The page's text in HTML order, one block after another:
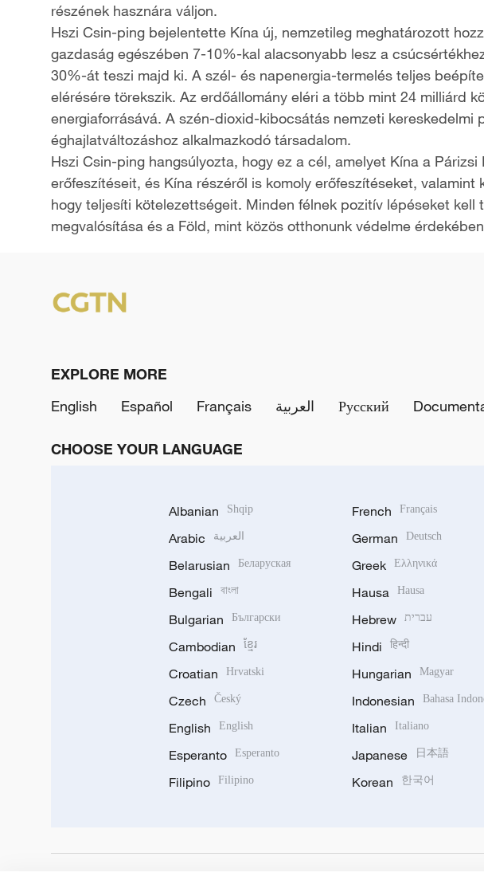
részének hasznára váljon.
Hszi Csin-ping bejelentette Kína új, nemzetileg meghatározott
gazdaság egészében 7-10%-kal alacsonyabb lesz a
30%-át teszi majd ki. A szél- és napenergia-termelés teljes
elérésére törekszik. Az erdőállomány eléri a több mint 24 milliárd
energiaforrásává. A szén-dioxid-kibocsátás nemzeti
éghajlatváltozáshoz alkalmazkodó társadalom.
Hszi Csin-ping hangsúlyozta, hogy ez a cél, amelyet Kína a
erőfeszítéseit, és Kína részéről is komoly erőfeszítéseket,
hogy teljesíti kötelezettségeit. Minden félnek pozitív lépéseket
megvalósítása és a Föld, mint közös otthonunk védelme
EXPLORE MORE
English
Español Français العربية Русский
CHOOSE YOUR LANGUAGE
Albanian Shqip
Arabic العربية
Belarusian Беларуская
Bengali বাংলা
Bulgarian Български
Cambodian ខ្មែរ
Croatian Hrvatski
Czech Český
English English
Esperanto Esperanto
Filipino Filipino
French Français
German Deutsch
Greek Ελληνικά
Hausa Hausa
Hebrew עברית
Hindi हिन्दी
Hungarian Magyar
Indonesian Bahasa
Italian Italiano
Japanese 日本語
Korean 한국어